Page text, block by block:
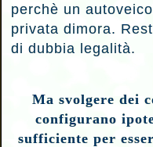
perchè un
privata dimora.
di dubbia legalità.
Ma svolgere dei
configurano
sufficiente per